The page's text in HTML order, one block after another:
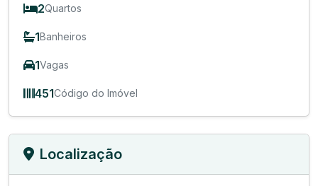
2Quartos
1Banheiros
1Vagas
451Código do Imóvel
Localização